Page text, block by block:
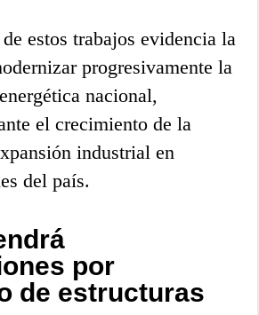
estos trabajos evidencia la
progresivamente la
nacional,
el crecimiento de la
industrial en
del país.
por
de estructuras